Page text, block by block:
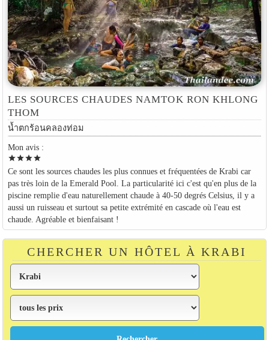
LES SOURCES CHAUDES NAMTOK RON KHLONG
THOM
น้ำตกร้อนคลองท่อม
Mon avis :
starstarstarstar
Ce sont les sources chaudes les plus connues et fréquentées de Krabi car
pas très loin de la Emerald Pool. La particularité ici c'est qu'en plus de la
piscine remplie d'eau naturellement chaude à 40-50 degrés Celsius, il y a
aussi un ruisseau et surtout sa petite extrémité en cascade où l'eau est
chaude. Agréable et bienfaisant !
CHERCHER UN HÔTEL À KRABI